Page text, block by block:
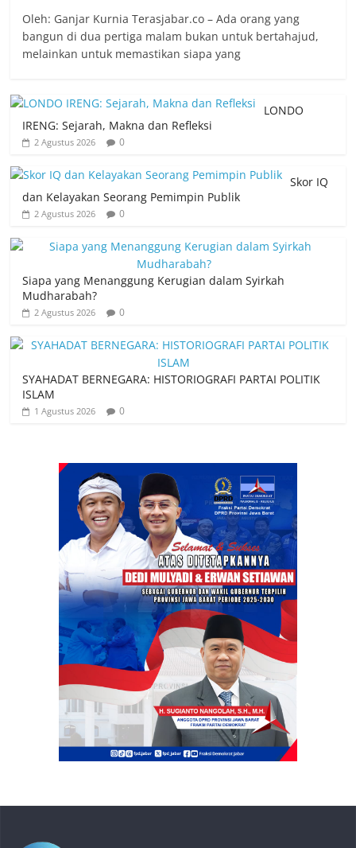
Oleh: Ganjar Kurnia Terasjabar.co – Ada orang yang
bangun di dua pertiga malam bukan untuk bertahajud,
melainkan untuk memastikan siapa yang
LONDO
IRENG: Sejarah, Makna dan Refleksi
2 Agustus 2026 0
Skor IQ
dan Kelayakan Seorang Pemimpin Publik
2 Agustus 2026 0
Siapa yang Menanggung Kerugian dalam Syirkah
Mudharabah?
2 Agustus 2026 0
SYAHADAT BERNEGARA: HISTORIOGRAFI PARTAI POLITIK
ISLAM
1 Agustus 2026 0